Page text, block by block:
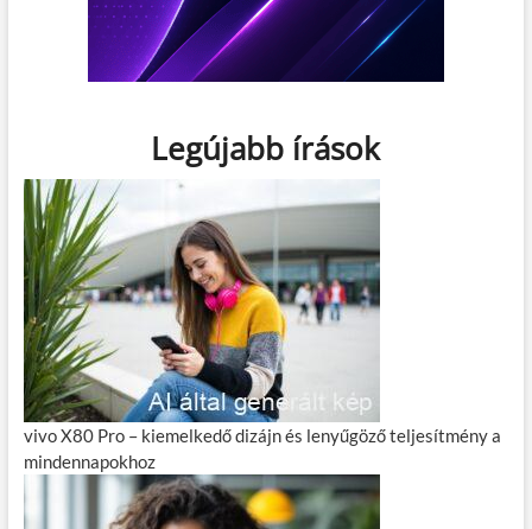
Legújabb írások
vivo X80 Pro – kiemelkedő dizájn és lenyűgöző teljesítmény a
mindennapokhoz